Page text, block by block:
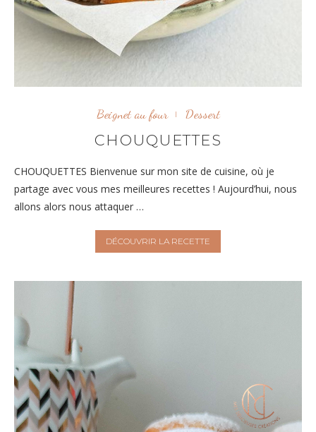
Beignet au four Dessert
CHOUQUETTES
CHOUQUETTES Bienvenue sur mon site de cuisine, où je
partage avec vous mes meilleures recettes ! Aujourd’hui, nous
allons alors nous attaquer …
DÉCOUVRIR LA RECETTE